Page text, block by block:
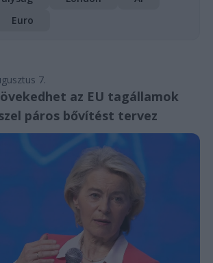
Euro
7.
az EU tagállamok
páros bővítést tervez